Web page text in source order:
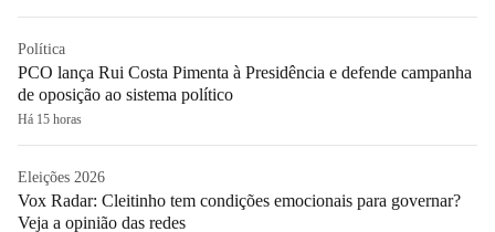
Política
PCO lança Rui Costa Pimenta à Presidência e defende campanha
de oposição ao sistema político
Há 15 horas
Eleições 2026
Vox Radar: Cleitinho tem condições emocionais para governar?
Veja a opinião das redes